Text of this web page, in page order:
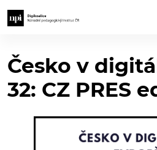
Česko v
32: CZ PRES